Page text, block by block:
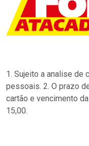
1. Sujeito a analise de
pessoais. 2. O prazo
cartão e vencimento
15,00.